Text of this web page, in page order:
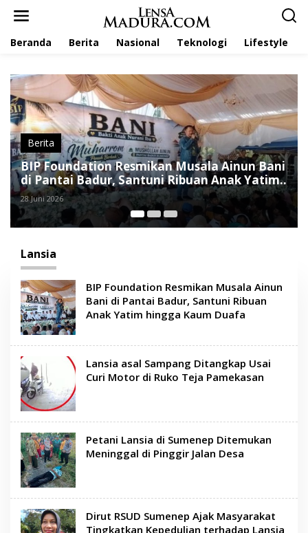
Beranda Berita Nasional Teknologi Lifestyle
Musala Ainun Bani
Anak Yatim
Berita
Lansia asal Sampang
Motor di Ruko Teja
22 Juni 2026
Lansia
BIP Foundation Resmikan Musala Ainun
Bani di Pantai Badur, Santuni Ribuan
Anak Yatim hingga Kaum Duafa
Lansia asal Sampang Ditangkap Usai
Curi Motor di Ruko Teja Pamekasan
Petani Lansia di Sumenep Ditemukan
Meninggal di Pinggir Jalan Desa
Dirut RSUD Sumenep Ajak Masyarakat
Tingkatkan Kepedulian terhadap Lansia